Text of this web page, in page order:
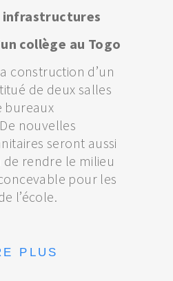
infrastructures
collège au Togo
construction d’un
de deux salles
bureaux
nouvelles
seront aussi
de rendre le milieu
pour les
l’école.
PLUS